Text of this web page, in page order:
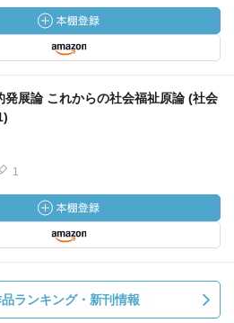
発展論 これからの社会福祉原論 (社会
1
ランキング・新刊情報